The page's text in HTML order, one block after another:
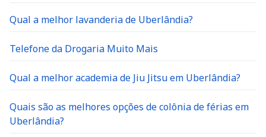
Qual a melhor lavanderia de Uberlândia?
Telefone da Drogaria Muito Mais
Qual a melhor academia de Jiu Jitsu em Uberlândia?
Quais são as melhores opções de colônia de férias em
Uberlândia?